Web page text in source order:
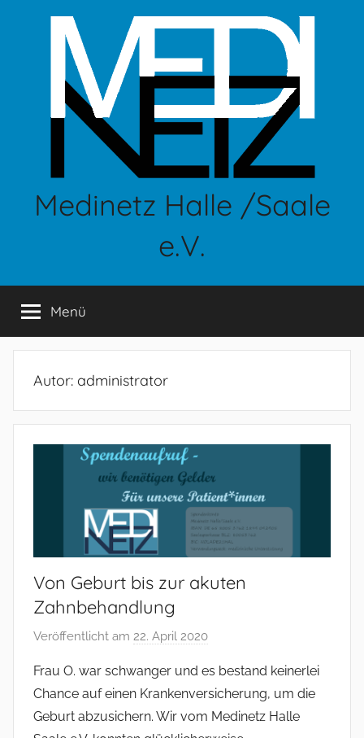
Medinetz Halle /Saale
e.V.
Menü
Autor: administrator
Von Geburt bis zur akuten
Zahnbehandlung
Veröffentlicht am 22. April 2020
n
a
d
Frau O. war schwanger und es bestand keinerlei
Chance auf einen Krankenversicherung, um die
Geburt abzusichern. Wir vom Medinetz Halle